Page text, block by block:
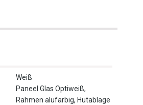
Weiß
Paneel Glas Optiweiß,
Rahmen alufarbig, Hutablage